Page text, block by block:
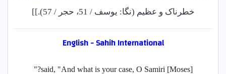
خطرناک و عظیم (نگا: یوسف / 51، حجر / 57).]]
English - Sahih International
[Moses] said, "And what is your case, O Samiri?"